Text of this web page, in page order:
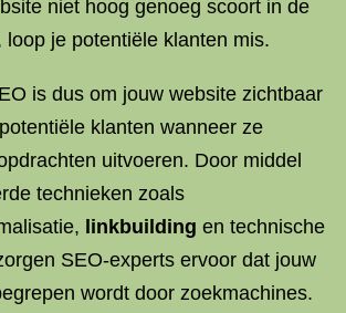
niet hoog genoeg scoort in de
loop je potentiële klanten mis.
is dus om jouw website zichtbaar
klanten wanneer ze
uitvoeren. Door middel
technieken zoals
linkbuilding en technische
SEO-experts ervoor dat jouw
wordt door zoekmachines.